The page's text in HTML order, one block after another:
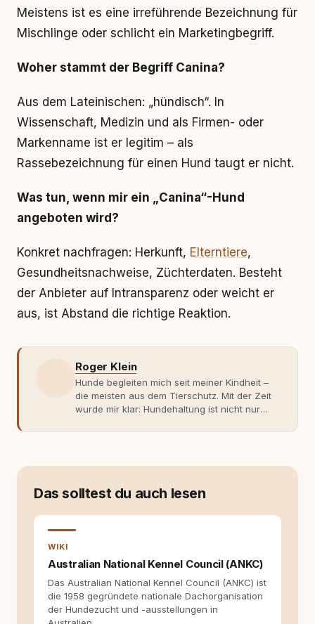
Meistens ist es eine irreführende Bezeichnung für
Mischlinge oder schlicht ein Marketingbegriff.
Woher stammt der Begriff Canina?
Aus dem Lateinischen: „hündisch“. In
Wissenschaft, Medizin und als Firmen- oder
Markenname ist er legitim – als
Rassebezeichnung für einen Hund taugt er nicht.
Was tun, wenn mir ein „Canina“-Hund
angeboten wird?
Konkret nachfragen: Herkunft, Elterntiere,
Gesundheitsnachweise, Züchterdaten. Besteht
der Anbieter auf Intransparenz oder weicht er
aus, ist Abstand die richtige Reaktion.
Roger Klein
Hunde begleiten mich seit meiner Kindheit –
die meisten aus dem Tierschutz. Mit der Zeit
wurde mir klar: Hundehaltung ist nicht nur
Fachwissen. Der Wendepunkt kam mit meinem
moderner Hundeerziehung
entsteht echte Bindung dort, wo Verständnis
Wissen ersetzt – nicht umgekehrt. Aus dieser
Hundehalter:innen in Deutschland, Österreich
und der Schweiz. Meine Überzeugung:
Tierschutz beginnt mit Wissen. Wer seinen
Hund versteht, trifft bessere Entscheidungen –
Das solltest du auch lesen
WIKI
Australian National Kennel Council (ANKC)
Das Australian National Kennel Council (ANKC) ist
die 1958 gegründete nationale Dachorganisation
der Hundezucht und -ausstellungen in